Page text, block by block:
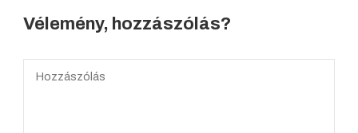
Vélemény, hozzászólás?